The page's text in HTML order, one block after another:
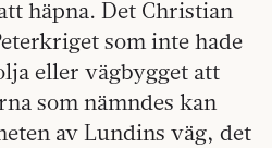
häpna. Det Christian
som inte hade
eller vägbygget att
som nämndes kan
av Lundins väg, det